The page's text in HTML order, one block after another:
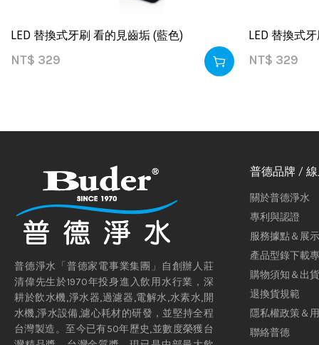
LED 替換式牙刷 看的見齒垢 (藍色)
NT$ 329
LED 替換式
NT$ 329
普德淨水「普德家電事業集團」自創辦人莊
清偉先生於1970年投身進入飲用水行業，深
耕於飲水機,淨水器,過濾器,電解水,水素水,開
水機,淨水設備,濾心耗材的研發，並堅持全程
台灣製造。至今已有50年歷史,並數度榮獲台
普德品牌 /
關於普德淨水
專利與認證
服務據點＆展
產品型錄下載
購物須知＆出
退換貨規範
隱私權政策＆
聯絡普德